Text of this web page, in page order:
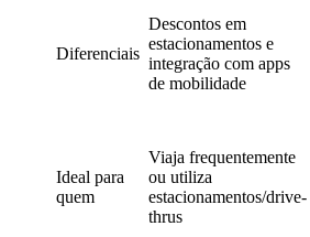
Diferenciais
Descontos em
estacionamentos e
integração com apps
de mobilidade
Ideal para
quem
Viaja frequentemente
ou utiliza
estacionamentos/drive-
thrus